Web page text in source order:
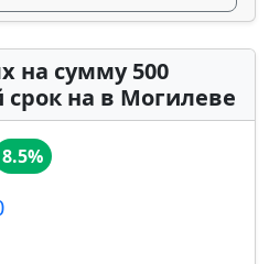
на сумму 500
на в Могилеве
8.5%